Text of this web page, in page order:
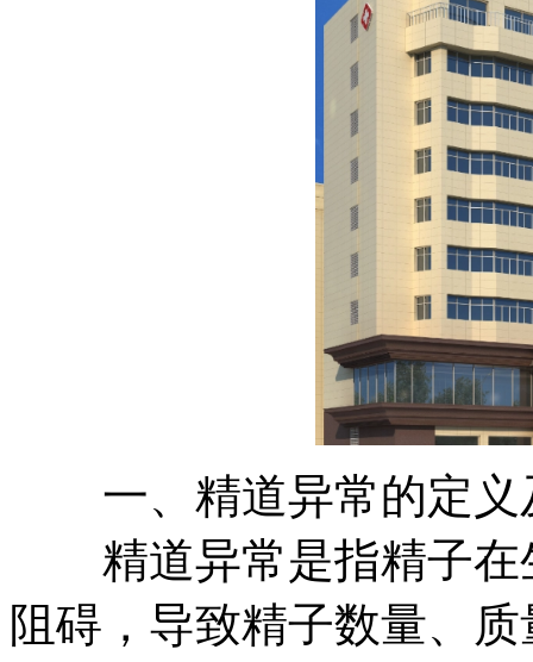
一、精道异常的定义
精道异常是指精子在
阻碍，导致精子数量、